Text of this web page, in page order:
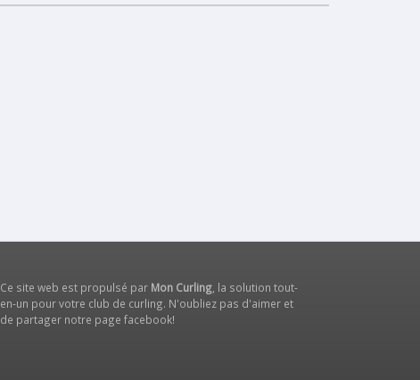
Ce site web est propulsé par Mon Curling , la solution tout-
en-un pour votre club de curling. N'oubliez pas d'aimer et
de partager notre page facebook!